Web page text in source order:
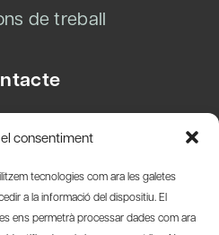
consentiment
tecnologies com ara les galetes
a la informació del dispositiu. El
ens permetrà processar dades com ara
de treball
Barcelona
Newsletter